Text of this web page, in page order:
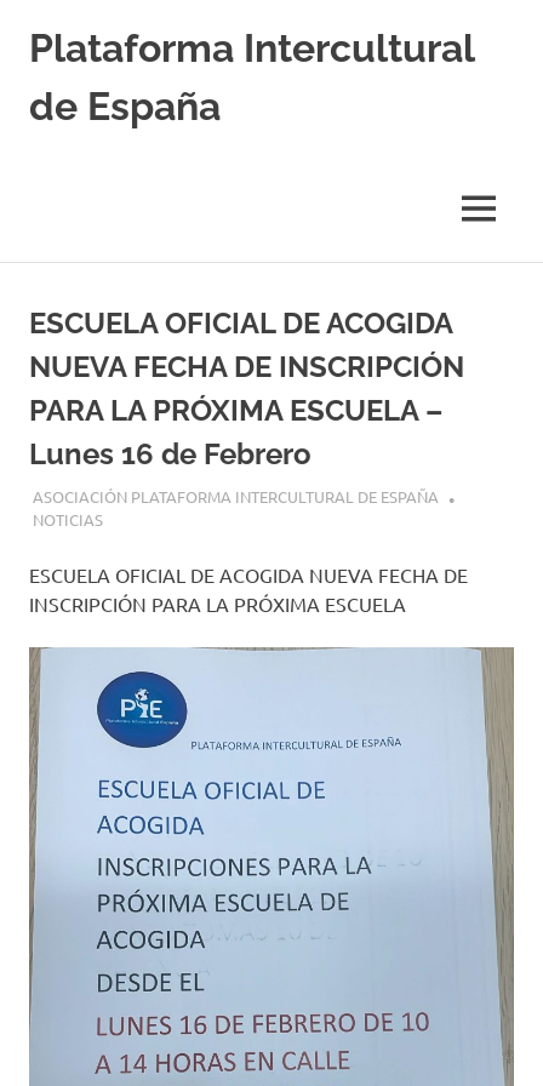
Plataforma Intercultural
de España
MENÚ
ESCUELA OFICIAL DE ACOGIDA
NUEVA FECHA DE INSCRIPCIÓN
PARA LA PRÓXIMA ESCUELA –
Lunes 16 de Febrero
26 ENERO, 2026
ASOCIACIÓN PLATAFORMA INTERCULTURAL DE ESPAÑA
NOTICIAS
ESCUELA OFICIAL DE ACOGIDA NUEVA FECHA DE
INSCRIPCIÓN PARA LA PRÓXIMA ESCUELA